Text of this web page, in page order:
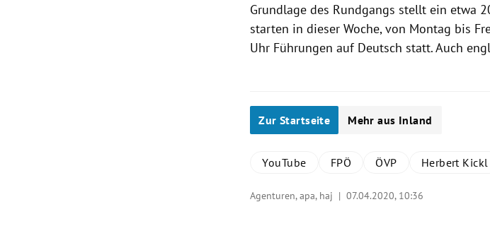
Grundlage des Rundgangs stellt ein etwa
starten in dieser Woche, von Montag bis
Uhr Führungen auf Deutsch statt. Auch
Zur Startseite Mehr aus Inland
YouTube FPÖ ÖVP Herbert Kickl
Agenturen, apa, haj |07.04.2020, 10:36